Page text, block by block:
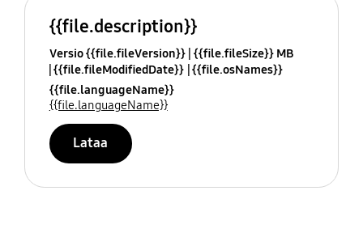
{{file.description}}
Versio {{file.fileVersion}} {{file.fileSize}} MB
{{file.fileModifiedDate}} {{file.osNames}}
{{file.languageName}}
{{file.languageName}}
Lataa